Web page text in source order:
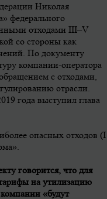
Николая
федерального
отходами III–V
со стороны как
По документу
компании-оператора
с отходами,
отрасли.
года выступил глава
опасных отходов (I
говорится, что для
на утилизацию
«будут